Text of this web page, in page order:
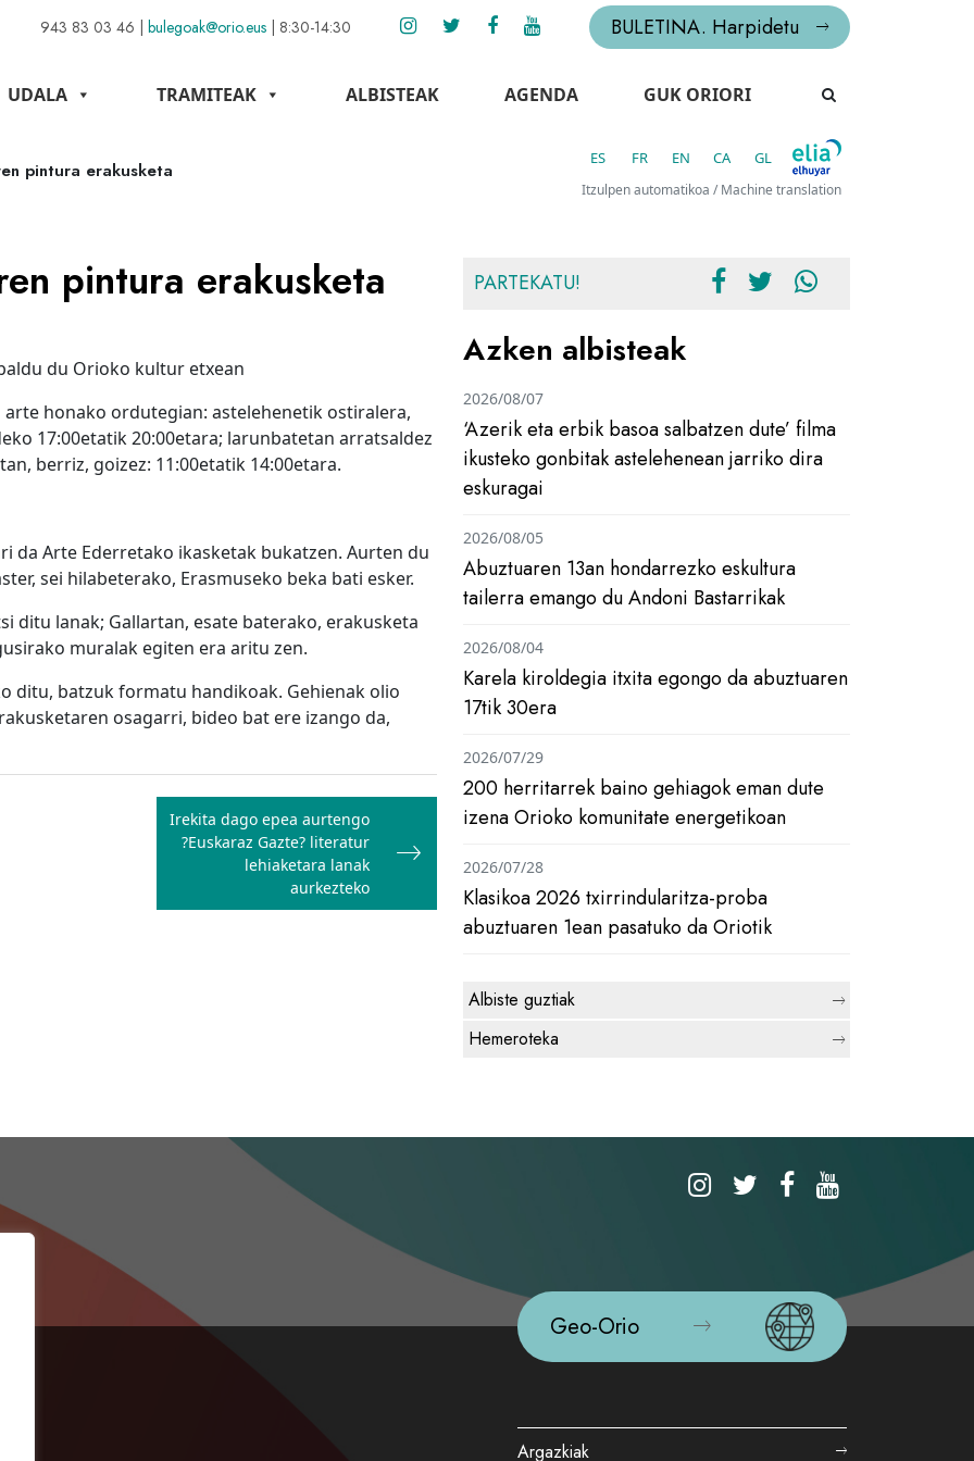
943 83 03 46 | bulegoak@orio.eus | 8:30-14:30 BULETINA. Harpidetu
UDALA TRAMITEAK ALBISTEAK AGENDA GUK ORIORI
pintura erakusketa
ES FR EN CA GL
Itzulpen automatikoa / Machine translation
pintura erakusketa
du Orioko kultur etxean
honako ordutegian: astelehenetik ostiralera,
17:00etatik 20:00etara; larunbatetan arratsaldez
berriz, goizez: 11:00etatik 14:00etara.
da Arte Ederretako ikasketak bukatzen. Aurten du
sei hilabeterako, Erasmuseko beka bati esker.
ditu lanak; Gallartan, esate baterako, erakusketa
muralak egiten era aritu zen.
ditu, batzuk formatu handikoak. Gehienak olio
osagarri, bideo bat ere izango da,
Irekita dago epea aurtengo
?Euskaraz Gazte? literatur
lehiaketara lanak
aurkezteko
PARTEKATU!
Azken albisteak
‘Azerik eta erbik basoa salbatzen dute’ filma
ikusteko gonbitak astelehenean jarriko dira
eskuragai
2026/08/07
Abuztuaren 13an hondarrezko eskultura
tailerra emango du Andoni Bastarrikak
2026/08/05
Karela kiroldegia itxita egongo da abuztuaren
17tik 30era
2026/08/04
200 herritarrek baino gehiagok eman dute
izena Orioko komunitate energetikoan
2026/07/29
Klasikoa 2026 txirrindularitza-proba
abuztuaren 1ean pasatuko da Oriotik
2026/07/28
Albiste guztiak
Hemeroteka
Geo-Orio
Argazkiak